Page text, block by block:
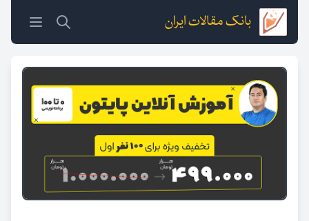
بانک مقالات ایران